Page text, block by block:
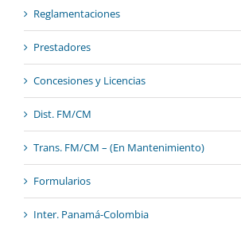
Reglamentaciones
Prestadores
Concesiones y Licencias
Dist. FM/CM
Trans. FM/CM – (En Mantenimiento)
Formularios
Inter. Panamá-Colombia